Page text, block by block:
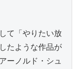
て「やりたい放
たような作品が
ーノルド・シュ